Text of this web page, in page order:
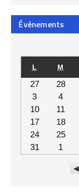
Événements
L M
27 28
3
4
10
11
17
18
24
25
31
1